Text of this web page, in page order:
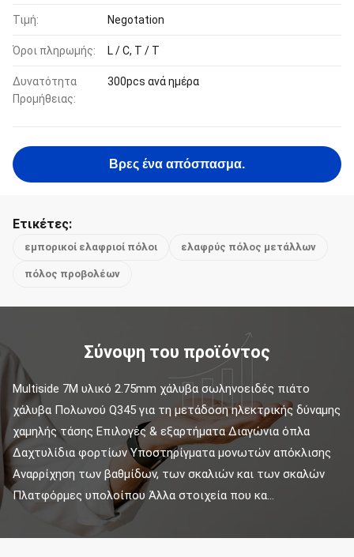
Τιμή: Negotation
Όροι πληρωμής: L / C, T / T
Δυνατότητα
Προμήθειας:
300pcs ανά ημέρα
Βρες ένα απόσπασμα.
Ετικέτες:
εμπορικοί ελαφριοί πόλοι ελαφρύς πόλος μετάλλων
πόλος προβολέων
Σύνοψη του προϊόντος
Multiside 7M υλικό 2.75mm χάλυβα σωληνοειδές πιάτο
χάλυβα Πολωνού Q345 για τη μετάδοση ηλεκτρικής δύναμης
χαμηλής τάσης Επιλογές & εξαρτήματα Διαγώνια όπλα
Δαχτυλίδια φορτίων Υποστηρίγματα μονωτών απόκλισης
Αναρρίχηση των βαθμίδων, των σκαλιών και των σκαλών
Πλατφόρμες υπολοίπου Άλλα στοιχεία που κα...